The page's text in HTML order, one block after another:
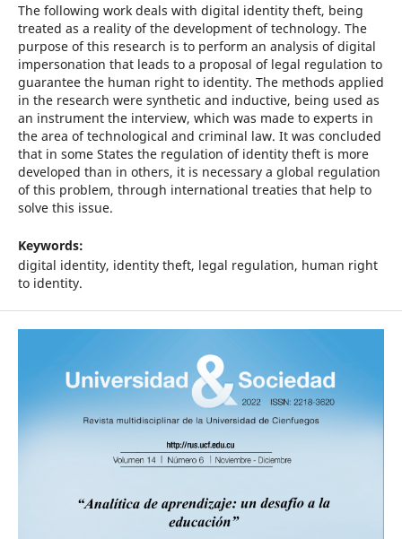
The following work deals with digital identity theft, being
treated as a reality of the development of technology. The
purpose of this research is to perform an analysis of digital
impersonation that leads to a proposal of legal regulation to
guarantee the human right to identity. The methods applied
in the research were synthetic and inductive, being used as
an instrument the interview, which was made to experts in
the area of technological and criminal law. It was concluded
that in some States the regulation of identity theft is more
developed than in others, it is necessary a global regulation
of this problem, through international treaties that help to
solve this issue.
Keywords:
digital identity, identity theft, legal regulation, human right
to identity.